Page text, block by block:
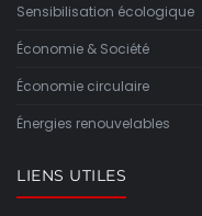
Sensibilisation écologique
Économie & Société
Économie circulaire
Énergies renouvelables
LIENS UTILES